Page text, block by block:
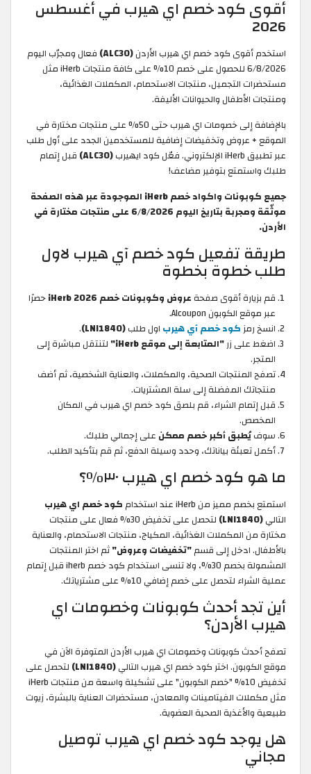
أقوى كود خصم اي هيرب في أغسطس
2026
استخدم أقوى كود خصم اي هيرب الأردن(ALC30)
فعال ومجرّب اليوم
6/8/2026 للحصول على خصم 10% على كافة منتجات iHerb مثل
مستحضرات التجميل، منتجات الاستحمام، المكملات الغذائية،
ومنتجات الأطفال والحيوانات الأليفة.
بالإضافة إلى خصومات اي هيرب حتى 50% على منتجات مختارة في
الموقع + عروض وتخفيضات إضافية للمستخدمين الجدد على أول طلب
عبر تطبيق iHerb الإلكتروني. فعّل كود ايهيرب
(ALC30)
قبل إتمام
طلبك واستمتع بتوفير مضاعف!
جميع كوبونات واكواد خصم iHerb الموجودة عبر هذه الصفحة
موثّقة ومجربة بتاريخ اليوم 6/8/2026 على منتجات مختارة في
الأردن.
طريقة تفعيل كود خصم آي هيرب لاول
طلب خطوة بخطوة
قم بزيارة أقوى صفحة عروض وكوبونات خصم iHerb 2026
حصرًا
عبر موقع الكوبون Alcoupon.
انسخ رمزكود خصم آي هيرب اول طلب(LNI1840)
.
اضغط على زر"المتابعة إلى موقع iHerb"
لتنتقل مباشرة إلى
المتجر.
تصفح المنتجات الصحية، والمكملات، والعناية الشخصية، ثم أضف
منتجاتك المفضلة إلى سلة المشتريات.
قبل إتمام الشراء، قم بلصق كود خصم اي هيرب في المكان
المخصص.
سوفيُطبق أكبر خصم ممكن على إجمالي طلبك.
أكمل تعبئة بياناتك، وحدد وسيلة الدفع، ثم قم بتأكيد الطلب.
ما هو كود خصم اي هيرب ٣٠٪؟
استمتع بخصم مميز من iHerb عند استخدام
كود خصم اي هيرب
التالي(LNI1840)
لتحصل على تخفيض 30% فعال على منتجات
مختارة من المكملات الغذائية، المكياج، منتجات الاستحمام، والعناية
بالأطفال. ادخل إلى قسم"تخفيضات وعروض"ثم اختر المنتجات
المشمولة بخصم 30%، ولا تنسى استخدام كود خصم iherb
قبل إتمام
عملية الشراء لتحصل على خصم إضافي 10% على مشترياتك.
أين تجد أحدث كوبونات وخصومات اي
هيرب الأردن؟
تصفح أحدث كوبونات وخصومات اي هيرب الأردن المتوفرة الآن في
موقع الكوبون. اختر كود خصم اي هيرب التالي(LNI1840)
لتحصل على
تخفيض 10% "خصم الكوبون" على تشكيلة واسعة من منتجات iHerb
مثل مكملات الفيتامينات والمعادن، مستحضرات العناية بالبشرة، زيوت
طبيعية والأغذية الصحية العضوية.
هل يوجد كود خصم اي هيرب توصيل
مجاني